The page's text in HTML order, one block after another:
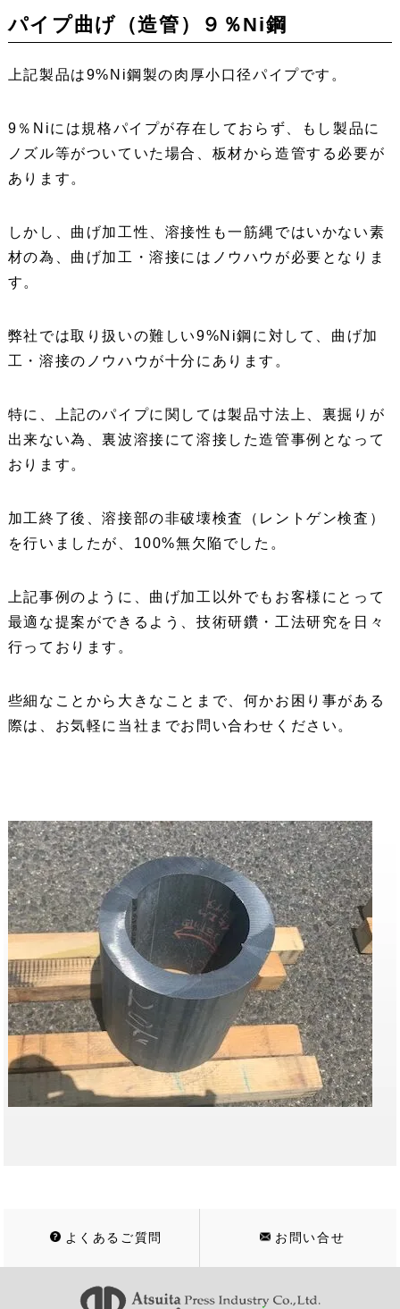
パイプ曲げ（造管）９％Ni鋼
上記製品は9%Ni鋼製の肉厚小口径パイプです。
9％Niには規格パイプが存在しておらず、もし製品に
ノズル等がついていた場合、板材から造管する必要が
あります。
しかし、曲げ加工性、溶接性も一筋縄ではいかない素
材の為、曲げ加工・溶接にはノウハウが必要となりま
す。
弊社では取り扱いの難しい9%Ni鋼に対して、曲げ加
工・溶接のノウハウが十分にあります。
特に、上記のパイプに関しては製品寸法上、裏掘りが
出来ない為、裏波溶接にて溶接した造管事例となって
おります。
加工終了後、溶接部の非破壊検査（レントゲン検査）
を行いましたが、100%無欠陥でした。
上記事例のように、曲げ加工以外でもお客様にとって
最適な提案ができるよう、技術研鑽・工法研究を日々
行っております。
些細なことから大きなことまで、何かお困り事がある
際は、お気軽に当社までお問い合わせください。
よくあるご質問 お問い合せ